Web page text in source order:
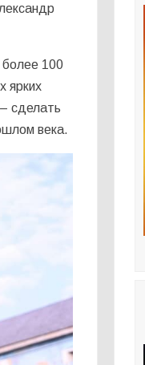
более 100
ярких
сделать
века.